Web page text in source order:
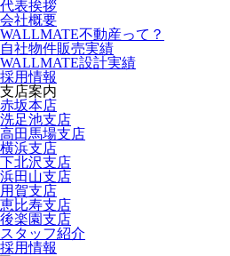
代表挨拶
会社概要
WALLMATE不動産って？
自社物件販売実績
WALLMATE設計実績
採用情報
支店案内
赤坂本店
洗足池支店
高田馬場支店
横浜支店
下北沢支店
浜田山支店
用賀支店
恵比寿支店
後楽園支店
スタッフ紹介
採用情報